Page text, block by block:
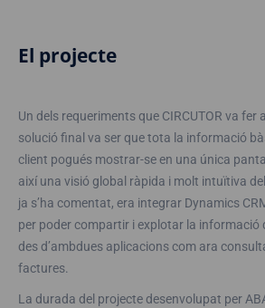
El projecte
Un dels requeriments que CIRCUTOR va fer
solució final va ser que tota la informació
client pogués mostrar-se en una única
així una visió global ràpida i molt intuïtiva
ja s’ha comentat, era integrar Dynamics
per poder compartir i explotar la informació
des d’ambdues aplicacions com ara
factures.
La durada del projecte desenvolupat per